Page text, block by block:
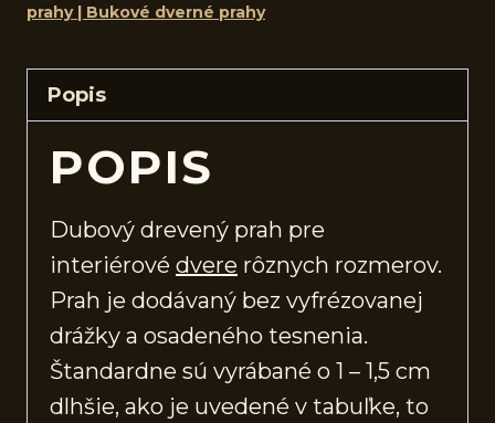
prahy | Bukové dverné prahy
Popis
POPIS
Dubový drevený prah pre
interiérové dvere rôznych rozmerov.
Prah je dodávaný bez vyfrézovanej
drážky a osadeného tesnenia.
Štandardne sú vyrábané o 1 – 1,5 cm
dlhšie, ako je uvedené v tabuľke, to